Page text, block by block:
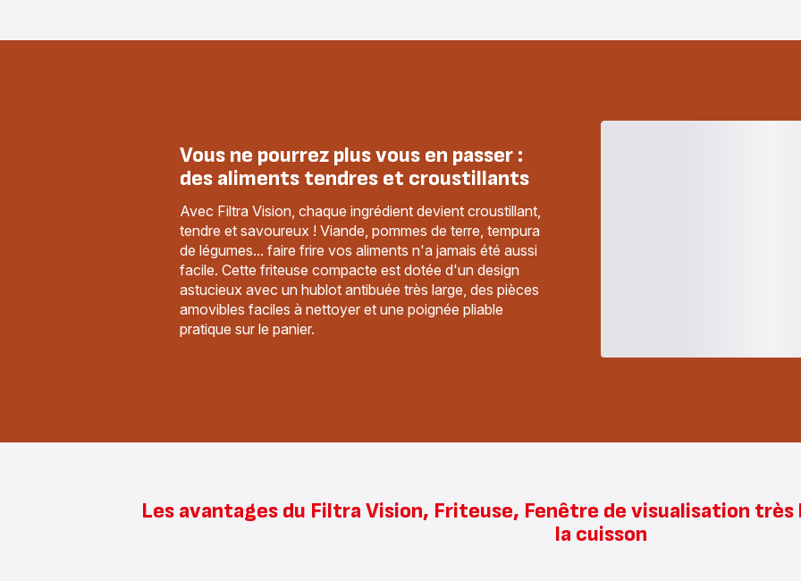
Vous ne pourrez plus vous en passer :
des aliments tendres et croustillants
Avec Filtra Vision, chaque ingrédient devient croustillant,
tendre et savoureux ! Viande, pommes de terre, tempura
de légumes... faire frire vos aliments n'a jamais été aussi
facile. Cette friteuse compacte est dotée d'un design
astucieux avec un hublot antibuée très large, des pièces
amovibles faciles à nettoyer et une poignée pliable
pratique sur le panier.
Les avantages du Filtra Vision, Friteuse, Fenêtre de visualisation très
la cuisson